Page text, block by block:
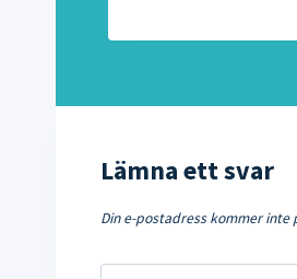
Lämna ett svar
Din e-postadress kommer inte